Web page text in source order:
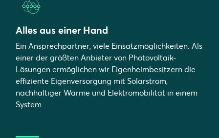
Alles aus einer Hand
Ein Ansprechpartner, viele Einsatzmöglichkeiten. Als
einer der größten Anbieter von Photovoltaik-
Lösungen ermöglichen wir Eigenheimbesitzern die
effiziente Eigenversorgung mit Solarstrom,
nachhaltiger Wärme und Elektromobilität in einem
System.